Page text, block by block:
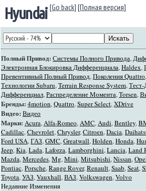
[Go back] [Полная версия]
Hyundai
Полный Привод: Системы Полного Привода,
Электронная Блокировка Дифференциала,Haldex,
Превентивный Полный Привод,Поколения Quattro,
Технологии Subaru,Terrain Response System,
Дифференциал,Распределение Момента,Torsen,
Бренды: 4motion,Quattro,Super Select,XDrive
Видео: Видео
Марки: Acura,Alfa-Romeo,AMC,Audi,Bentley,
Cadillac,Chevrolet,Chrysler,Citroen,Dacia,
Ford USA,ГАЗ,GMC,Greatwall,Holden,Honda,
Jeep,Kia,Lada,Laforza,Lamborghini,Lancia,Land
Mazda,Mercedes,Mg,Mini,Mitsubishi,Nissan,
Pontiac,Porsche,Range Rover,Renault,Saab,Seat,
Toyota,УАЗ,Vauxhall,ВАЗ,Volkswagen,Volvo
Недавние Изменения